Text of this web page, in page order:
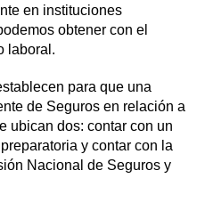
en instituciones
obtener con el
laboral.
para que una
de Seguros en relación a
ubican dos: contar con un
y contar con la
Nacional de Seguros y